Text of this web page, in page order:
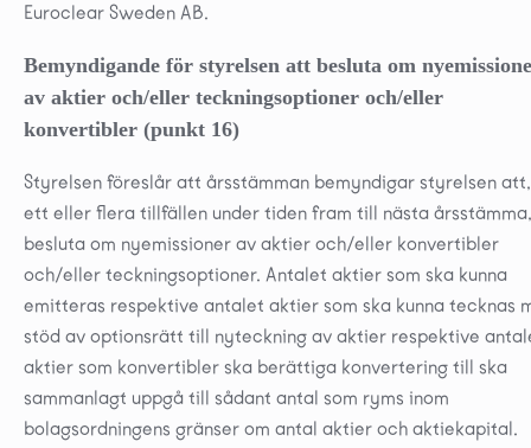
Euroclear Sweden AB.
Bemyndigande för styrelsen att besluta om
av aktier och/eller teckningsoptioner och/eller
konvertibler (punkt 16)
Styrelsen föreslår att årsstämman bemyndigar styrelsen
ett eller flera tillfällen under tiden fram till nästa årsstämma,
besluta om nyemissioner av aktier och/eller konvertibler
och/eller teckningsoptioner. Antalet aktier som ska kunna
emitteras respektive antalet aktier som ska kunna tecknas
stöd av optionsrätt till nyteckning av aktier respektive
aktier som konvertibler ska berättiga konvertering till ska
sammanlagt uppgå till sådant antal som ryms inom
bolagsordningens gränser om antal aktier och aktiekapital.